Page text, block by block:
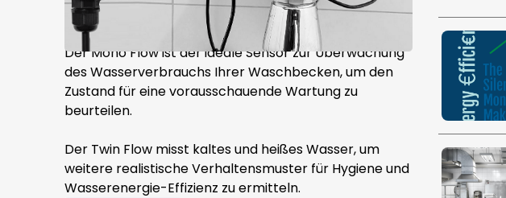
Wie wir Flow implementieren
Der Mono Flow ist der ideale Sensor zur Überwachung
des Wasserverbrauchs Ihrer Waschbecken, um den
Zustand für eine vorausschauende Wartung zu
beurteilen.
Der Twin Flow misst kaltes und heißes Wasser, um
weitere realistische Verhaltensmuster für Hygiene und
Wasserenergie-Effizienz zu ermitteln.